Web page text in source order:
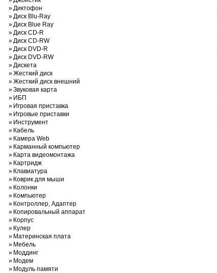
»Диктофон
»Диск Blu-Ray
»Диск Blue Ray
»Диск CD-R
»Диск CD-RW
»Диск DVD-R
»Диск DVD-RW
»Дискета
»Жесткий диск
»Жесткий диск внешний
»Звуковая карта
» ИБП
» Игровая приставка
» Игровые приставки
» Инструмент
» Кабель
» Камера Web
» Карманный компьютер
» Карта видеомонтажа
» Картридж
» Клавиатура
» Коврик для мыши
» Колонки
» Компьютер
» Контроллер, Адаптер
» Копировальный аппарат
» Корпус
» Кулер
» Материнская плата
» Мебель
» Моддинг
» Модем
» Модуль памяти